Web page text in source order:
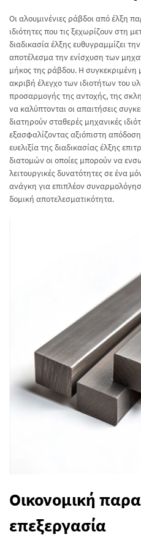
Οι αλουμινένιες ράβδοι από έλξη
ιδιότητες που τις ξεχωρίζουν στη
διαδικασία έλξης ευθυγραμμίζει
αποτέλεσμα την ενίσχυση των
μήκος της ράβδου. Η συγκεκριμένη
ακριβή έλεγχο των ιδιοτήτων του
προσαρμογής της αντοχής, της
να καλύπτονται οι απαιτήσεις
διατηρούν σταθερές μηχανικές
εξασφαλίζοντας αξιόπιστη
ευελιξία της διαδικασίας έλξης
διατομών οι οποίες μπορούν να
λειτουργικές δυνατότητες σε ένα
ανάγκη για επιπλέον
δομική αποτελεσματικότητα.
Οικονομική
επεξεργασία